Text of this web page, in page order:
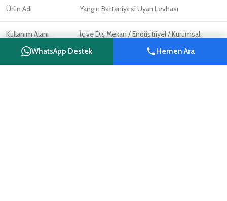
Ürün Adı Yangın Battaniyesi Uyarı Levhası
Kullanım Alanı İç ve Dış Mekan / Endüstriyel / Kurumsal
Montaj Tipi
WishlistCartMy account
WhatsApp Destek Hemen Ara